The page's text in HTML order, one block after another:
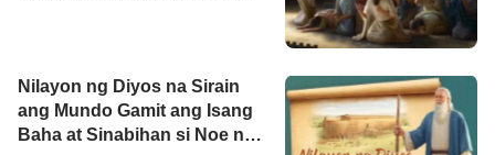
Nilayon ng Diyos na Sirain
ang Mundo Gamit ang Isang
Baha at Sinabihan si Noe na